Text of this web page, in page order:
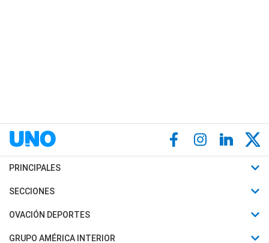
PRINCIPALES
Últimas Noticias
Política
SECCIONES
Horóscopo
Motores
OVACIÓN DEPORTES
Fútbol
GRUPO AMÉRICA INTERIOR